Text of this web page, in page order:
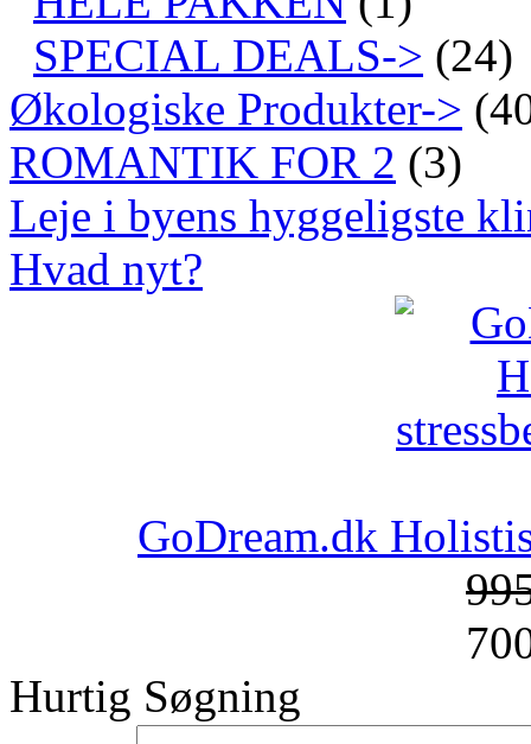
SPECIAL DEALS-> (24)
Økologiske Produkter->
ROMANTIK FOR 2 (3)
Leje i byens hyggeligste
Hvad nyt?
GoDream.dk
Hurtig Søgning